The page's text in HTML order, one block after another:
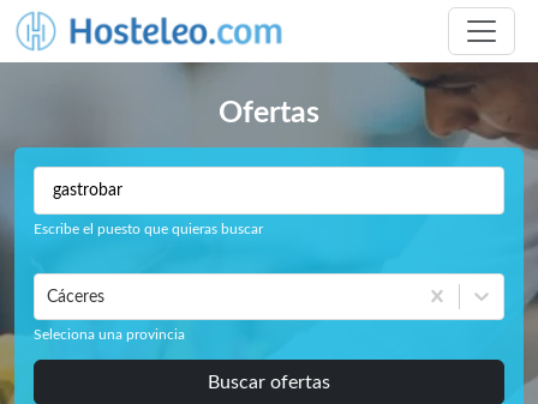
Ofertas
Escribe el puesto que quieras buscar
Cáceres
Seleciona una provincia
Buscar ofertas